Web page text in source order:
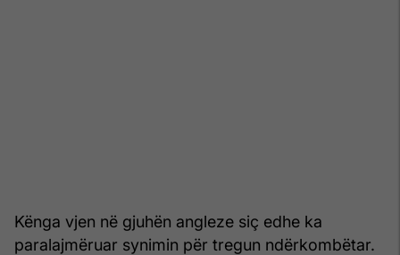
Kënga vjen në gjuhën angleze siç edhe ka
paralajmëruar synimin për tregun ndërkombëtar.